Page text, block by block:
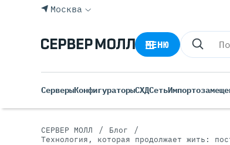
Москва
МЕНЮ
СерверыКонфигураторыСХДСеть
СЕРВЕР МОЛЛ / Блог /
Технология, которая продолжает жить: